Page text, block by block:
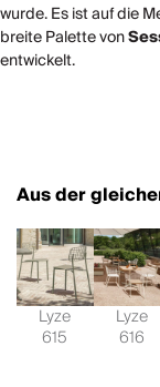
wurde. Es ist auf die
breite Palette von
entwickelt.
Aus der
Lyze
615
Lyze
616